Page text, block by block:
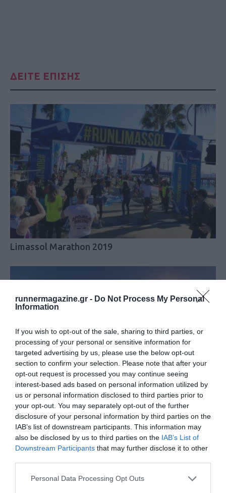
runnermagazine.gr - Do Not Process My Personal
Information
If you wish to opt-out of the sale, sharing to third parties, or
processing of your personal or sensitive information for
targeted advertising by us, please use the below opt-out
section to confirm your selection. Please note that after your
opt-out request is processed you may continue seeing
interest-based ads based on personal information utilized by
us or personal information disclosed to third parties prior to
your opt-out. You may separately opt-out of the further
disclosure of your personal information by third parties on the
IAB’s list of downstream participants. This information may
also be disclosed by us to third parties on the IAB’s List of
Downstream Participants that may further disclose it to other
Personal Data Processing Opt Outs
ΔΕΙΤΕ ΕΠΙΣΗΣ
Limassol Marathon 2019
Serifos Sunset Race 2023
Τα αποτελέσματα του αγώνα